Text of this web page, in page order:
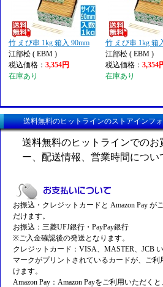
竹 えび串 1kg 箱入 90mm
江部松 ( EBM )
税込価格： 3,354円
在庫あり
竹 えび串 1kg 箱
江部松 ( EBM )
税込価格：3,354
在庫あり
送料無料のヒットラインのストアインフ
送料無料のヒットラインでの
ー、配送情報、営業時間につ
お振込・クレジットカードと Amazon Pay が
だけます。
お振込：三菱UFJ銀行・PayPay銀行
※ご入金確認後の発送となります。
クレジットカード：VISA、MASTER、JCB
マークがプリントされているカードが、ご利
けます。
Amazon Pay：Amazon Payをご利用いただく